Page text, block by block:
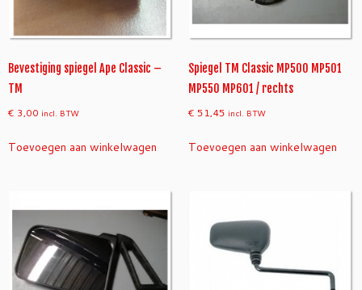
Bevestiging spiegel Ape Classic –
TM
€ 3,00 incl. BTW
Toevoegen aan winkelwagen
Spiegel TM Classic MP500 MP501
MP550 MP601 / rechts
€ 51,45 incl. BTW
Toevoegen aan winkelwagen